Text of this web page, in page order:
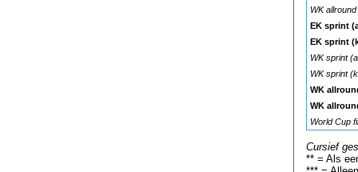
WK
EK sprint
EK sprint
WK sprint
WK sprint
WK
WK
World Cup
Cursief
** = Als